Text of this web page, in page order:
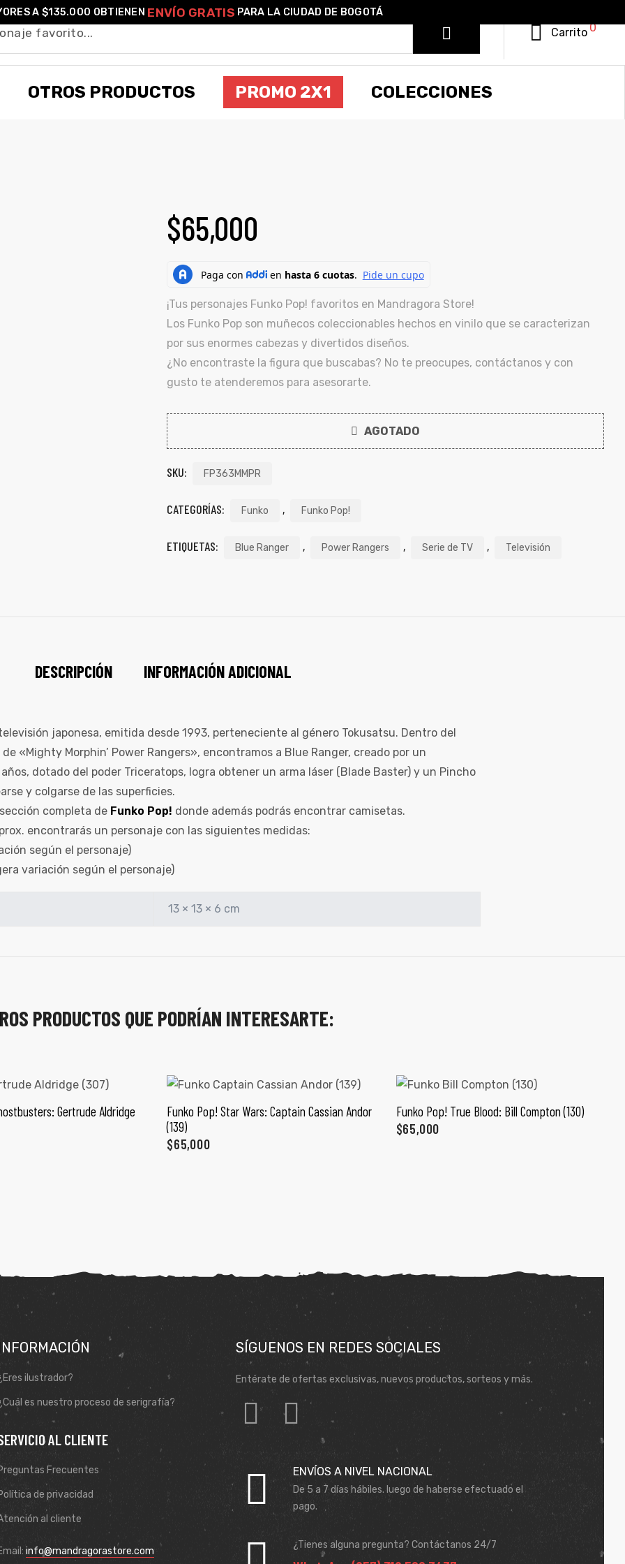
A $135.000 OBTIENEN ENVÍO GRATIS PARA LA CIUDAD DE BOGOTÁ
Carrito0
OTROS PRODUCTOS PROMO 2X1 COLECCIONES
$65,000
¡Tus personajes Funko Pop! favoritos en Mandragora Store!
Los Funko Pop son muñecos coleccionables hechos en vinilo que se caracterizan
por sus enormes cabezas y divertidos diseños.
¿No encontraste la figura que buscabas? No te preocupes, contáctanos y con
gusto te atenderemos para asesorarte.
AGOTADO
SKU: FP363MMPR
CATEGORÍAS: Funko , Funko Pop!
ETIQUETAS: Blue Ranger , Power Rangers , Serie de TV , Televisión
DESCRIPCIÓN INFORMACIÓN ADICIONAL
japonesa, emitida desde 1993, perteneciente al género Tokusatsu. Dentro del
«Mighty Morphin’ Power Rangers», encontramos a Blue Ranger, creado por un
dotado del poder Triceratops, logra obtener un arma láser (Blade Baster) y un Pincho
y colgarse de las superficies.
completa de Funko Pop! donde además podrás encontrar camisetas.
encontrarás un personaje con las siguientes medidas:
según el personaje)
variación según el personaje)
13 × 13 × 6 cm
PRODUCTOS QUE PODRÍAN INTERESARTE:
AL CARRITO
Gertrude Aldridge
AÑADIR AL CARRITO
Funko Pop! Star Wars: Captain Cassian Andor
(139)
$65,000
AÑADIR AL CARRITO
Funko Pop! True Blood: Bill Compton (130)
$65,000
ilustrador?
es nuestro proceso de serigrafía?
AL CLIENTE
Frecuentes
de privacidad
al cliente
info@mandragorastore.com
SÍGUENOS EN REDES SOCIALES
Entérate de ofertas exclusivas, nuevos productos, sorteos y más.
ENVÍOS A NIVEL NACIONAL
De 5 a 7 días hábiles. luego de haberse efectuado el
pago.
¿Tienes alguna pregunta? Contáctanos 24/7